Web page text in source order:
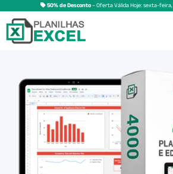
50% de Desconto– Oferta Válida Hoje:sexta-feira,